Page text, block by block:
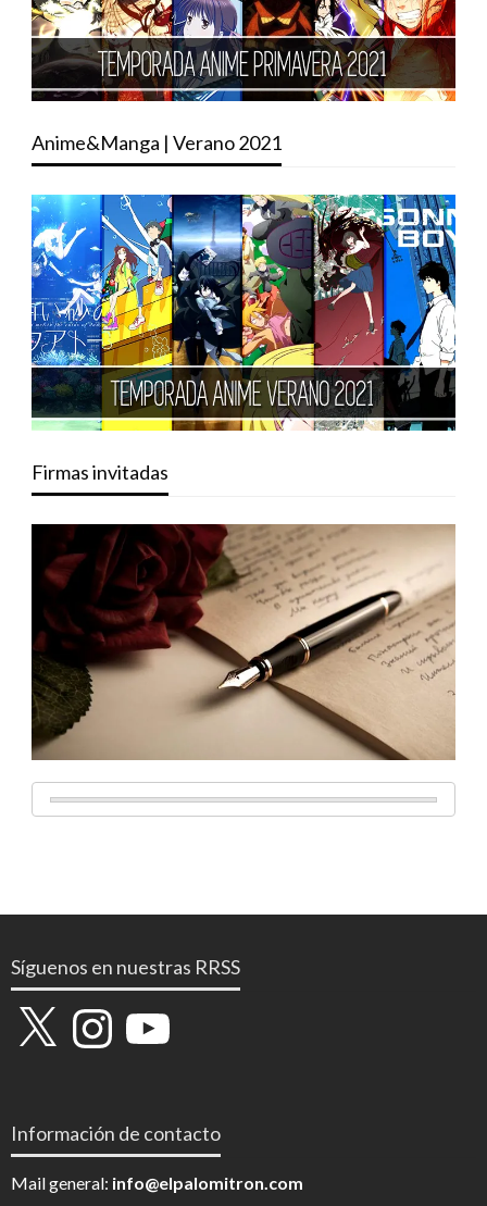
Anime&Manga | Verano 2021
Firmas invitadas
Síguenos en nuestras RRSS
X InstagramYouTube
Información de contacto
Mail general: info@elpalomitron.com